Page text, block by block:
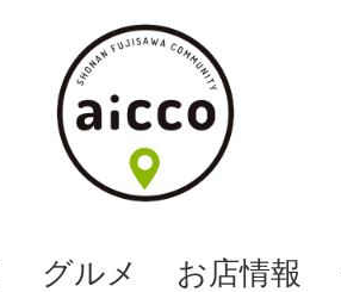
グルメ お店情報